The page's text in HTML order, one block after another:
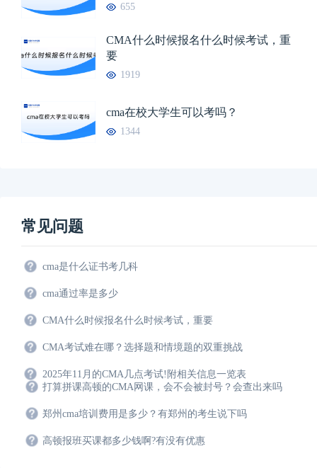
655
CMA什么时候报名什么时候考试，重
要
1919
cma在校大学生可以考吗？
1344
常见问题
cma是什么证书考几科
cma通过率是多少
CMA什么时候报名什么时候考试，重要
CMA考试难在哪？选择题和情境题的双重挑战
2025年11月的CMA几点考试!附相关信息一览表
打算拼课高顿的CMA网课，会不会被封号？会查出来吗
郑州cma培训费用是多少？有郑州的考生说下吗
高顿报班买课都多少钱啊?有没有优惠